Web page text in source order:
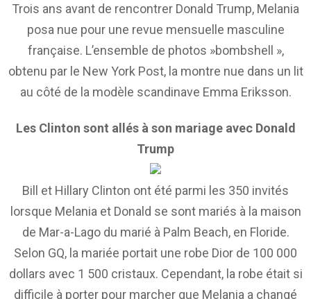
Trois ans avant de rencontrer Donald Trump, Melania
posa nue pour une revue mensuelle masculine
française. L’ensemble de photos »bombshell »,
obtenu par le New York Post, la montre nue dans un lit
au côté de la modèle scandinave Emma Eriksson.
Les Clinton sont allés à son mariage avec Donald
Trump
Bill et Hillary Clinton ont été parmi les 350 invités
lorsque Melania et Donald se sont mariés à la maison
de Mar-a-Lago du marié à Palm Beach, en Floride.
Selon GQ, la mariée portait une robe Dior de 100 000
dollars avec 1 500 cristaux. Cependant, la robe était si
difficile à porter pour marcher que Melania a changé